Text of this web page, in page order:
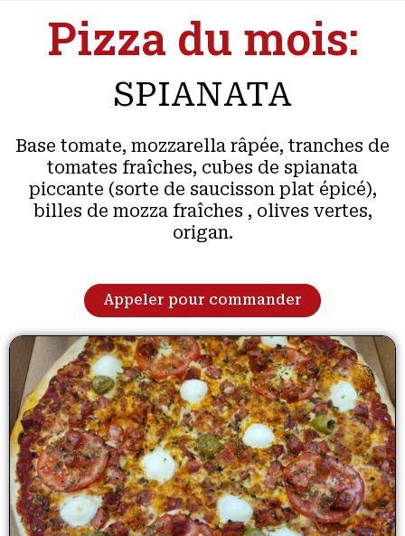
Pizza du mois:
SPIANATA
Base tomate, mozzarella râpée, tranches de
tomates fraîches, cubes de spianata
piccante (sorte de saucisson plat épicé),
billes de mozza fraîches , olives vertes,
origan.
Appeler pour commander